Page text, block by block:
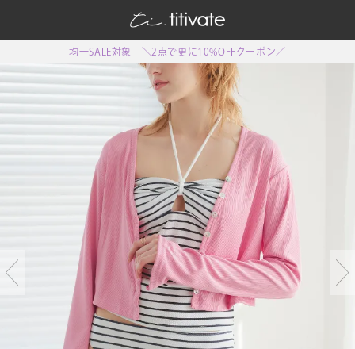
均一SALE対象 ＼2点で更に10%OFFクーポン／